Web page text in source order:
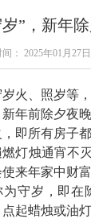
人物
就业创业
人才
深度
更多数据
岁”，新年
： 2025年01月27日
、照岁等，
年前除夕夜
即所有房子
灯烛通宵不
来年家中财
守岁，即在
起蜡烛或油